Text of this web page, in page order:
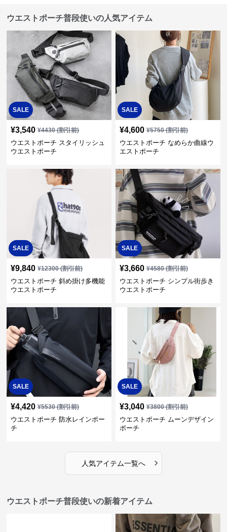
ウエストポーチ普段使いの人気アイテム
SALE
¥3,540 ¥4430(割引前)
ウエストポーチ スタイリッシュ
ウエストポーチ
SALE
¥4,600 ¥5750(割引前)
ウエストポーチ なめらか曲線ウ
エストポーチ
SALE
¥9,840 ¥12300(割引前)
ウエストポーチ 斜め掛け多機能
ウエストポーチ
SALE
¥3,660 ¥4580(割引前)
ウエストポーチ シンプル街歩き
ウエストポーチ
SALE
¥4,420 ¥5530(割引前)
ウエストポーチ 防水レインポー
チ
SALE
¥3,040 ¥3800(割引前)
ウエストポーチ ムーンデザイン
ポーチ
人気アイテム一覧へ ›
ウエストポーチ普段使いの新着アイテム